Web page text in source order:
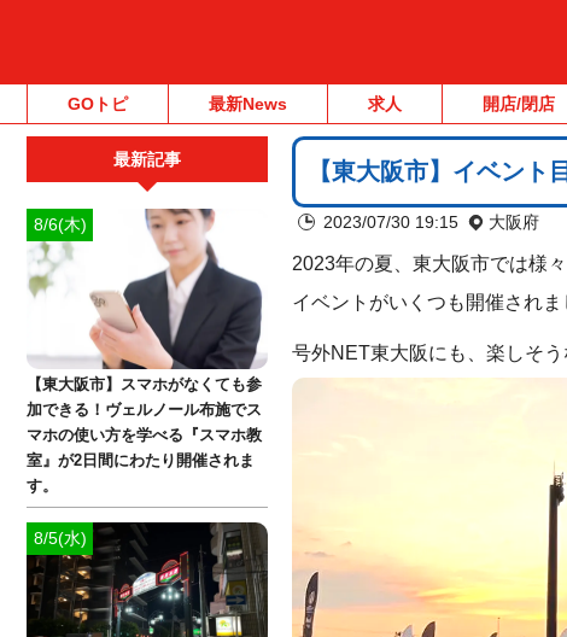
GOトピ 最新News 求人 開店/閉店
【東大阪市】イベント
2023/07/30 19:15 大阪府
2023年の夏、東大阪市では様
イベントがいくつも開催されま
号外NET東大阪にも、楽しそ
最新記事
8/6(木)
【東大阪市】スマホがなくても参
加できる！ヴェルノール布施でス
マホの使い方を学べる『スマホ教
室』が2日間にわたり開催されま
す。
8/5(水)